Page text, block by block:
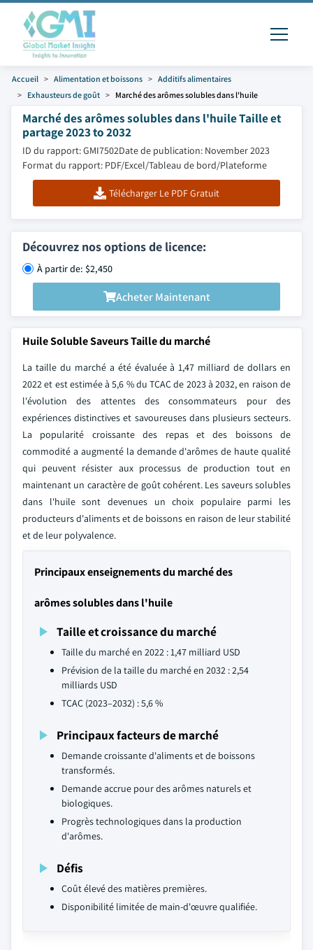
Accueil Alimentation et boissons
Additifs alimentaires
Exhausteurs de goût
Marché des arômes solubles dans l'huile
Marché des arômes solubles dans l'huile Taille et
partage 2023 to 2032
ID du rapport: GMI7502Date de publication: November 2023
Format du rapport: PDF/Excel/Tableau de bord/Plateforme
Télécharger Le PDF Gratuit
Découvrez nos options de licence:
À partir de: $2,450
Acheter Maintenant
Huile Soluble Saveurs Taille du marché
La taille du marché a été évaluée à 1,47 milliard de dollars en
2022 et est estimée à 5,6 % du TCAC de 2023 à 2032, en raison de
l'évolution des attentes des consommateurs pour des
expériences distinctives et savoureuses dans plusieurs secteurs.
La popularité croissante des repas et des boissons de
commodité a augmenté la demande d'arômes de haute qualité
qui peuvent résister aux processus de production tout en
maintenant un caractère de goût cohérent. Les saveurs solubles
dans l'huile sont devenues un choix populaire parmi les
producteurs d'aliments et de boissons en raison de leur stabilité
et de leur polyvalence.
Principaux enseignements du marché des
arômes solubles dans l'huile
Taille et croissance du marché
Taille du marché en 2022 : 1,47 milliard USD
Prévision de la taille du marché en 2032 : 2,54
milliards USD
TCAC (2023–2032) : 5,6 %
Principaux facteurs de marché
Demande croissante d'aliments et de boissons
transformés.
Demande accrue pour des arômes naturels et
biologiques.
Progrès technologiques dans la production
d'arômes.
Défis
Coût élevé des matières premières.
Disponibilité limitée de main-d'œuvre qualifiée.